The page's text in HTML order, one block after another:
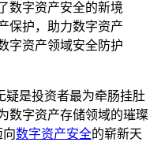
数字资产安全的新境
保护，助力数字资产
字资产领域安全防护
疑是投资者最为牵肠挂肚
数字资产存储领域的璀璨
向数字资产安全的崭新天